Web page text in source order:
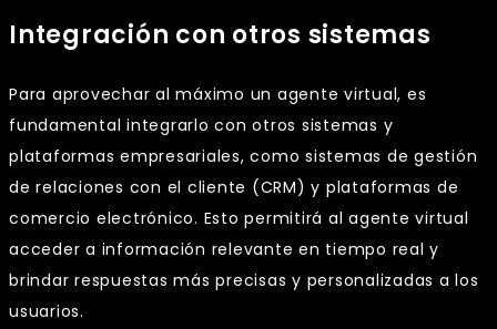
Integración con otros sistemas
Para aprovechar al máximo un agente virtual, es
fundamental integrarlo con otros sistemas y
plataformas empresariales, como sistemas de gestión
de relaciones con el cliente (CRM) y plataformas de
comercio electrónico. Esto permitirá al agente virtual
acceder a información relevante en tiempo real y
brindar respuestas más precisas y personalizadas a los
usuarios.